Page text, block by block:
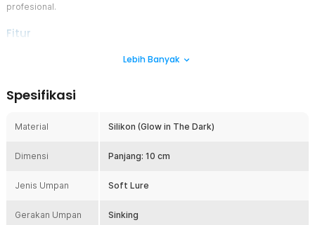
profesional.
Fitur
Glow in The Dark Luminous Effect
sangat efektif menarik perhatian ikan predator yang aktif di malam
spot minim cahaya sehingga peluang strike meningkat drastis.
Dibuat menyerupai bentuk cumi-cumi asli dengan detail tentakel
alami ikan sehingga terlihat lebih natural di dalam air. Hasilnya, ikan
lebih mudah terpancing karena umpan terlihat hidup dan
Lebih Banyak
Spesifikasi
Material Silikon (Glow in The Dark)
Dimensi Panjang: 10 cm
Jenis Umpan Soft Lure
Gerakan Umpan Sinking